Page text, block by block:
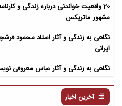
20 واقعیت خواندنی درباره زندگی و
مشهور ماتریکس
نگاهی به زندگی و آثار استاد محمود
ایرانی
نگاهی به زندگی و آثار عباس معروفی
آخرین اخبار